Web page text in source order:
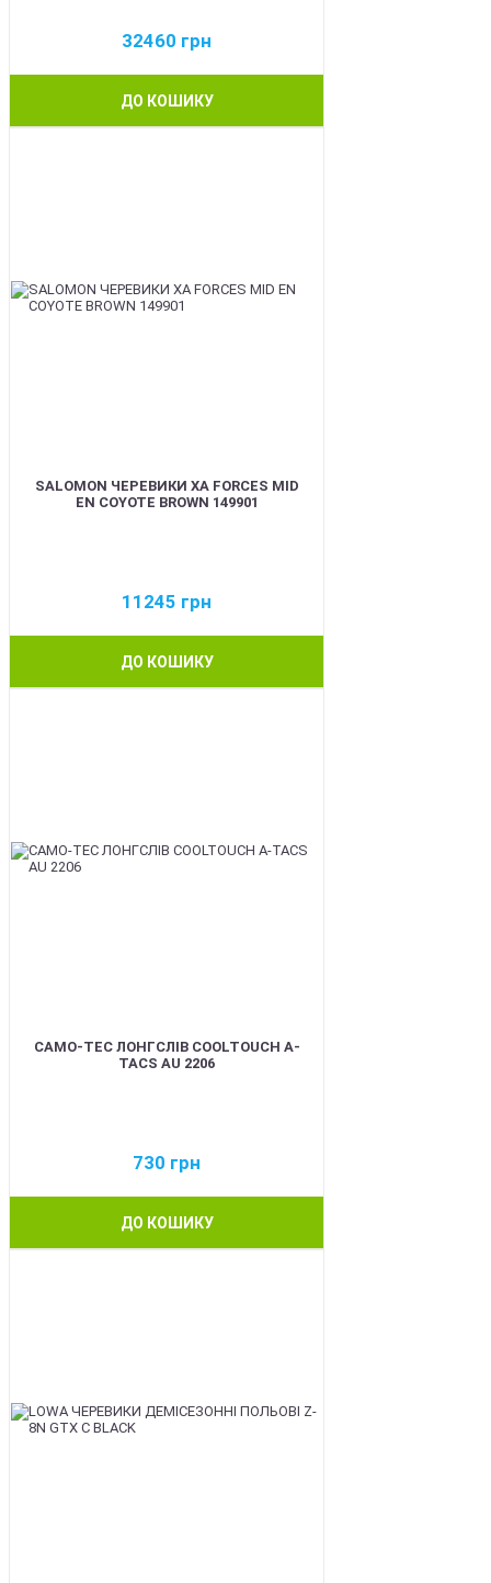
32460 грн
ДО КОШИКУ
SALOMON ЧЕРЕВИКИ XA FORCES MID
EN COYOTE BROWN 149901
11245 грн
ДО КОШИКУ
CAMO-TEC ЛОНГСЛІВ COOLTOUCH A-
TACS AU 2206
730 грн
ДО КОШИКУ